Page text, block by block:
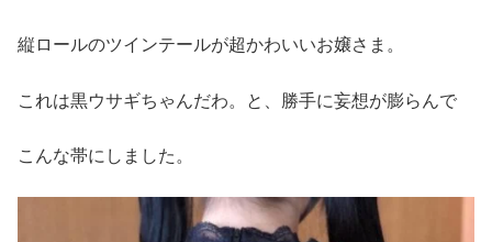
縦ロールのツインテールが超かわいいお嬢さま。
これは黒ウサギちゃんだわ。と、勝手に妄想が膨らんで
こんな帯にしました。